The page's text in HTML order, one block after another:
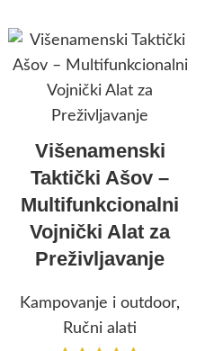
Višenamenski
Taktički Ašov –
Multifunkcionalni
Vojnički Alat za
Preživljavanje
Kampovanje i outdoor,
Ručni alati